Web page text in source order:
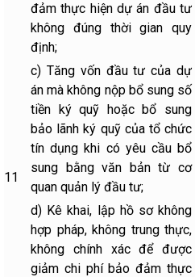
11
đảm thực hiện dự án đầu tư
không đúng thời gian quy
định;
c) Tăng vốn đầu tư của dự
án mà không nộp bổ sung số
tiền ký quỹ hoặc bổ sung
bảo lãnh ký quỹ của tổ chức
tín dụng khi có yêu cầu bổ
sung bằng văn bản từ cơ
quan quản lý đầu tư;
d) Kê khai, lập hồ sơ không
hợp pháp, không trung thực,
không chính xác để được
giảm chi phí bảo đảm thực